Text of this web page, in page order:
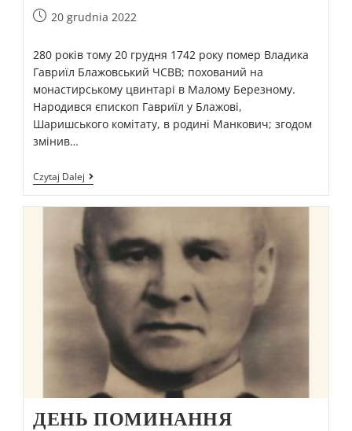
20 grudnia 2022
280 років тому 20 грудня 1742 року помер Владика
Гавриїл Блажовський ЧСВВ; похований на
монастирському цвинтарі в Малому Березному.
Народився єпископ Гавриїл у Блажові,
Шаришського комітату, в родині Манкович; згодом
змінив…
Czytaj Dalej
ДЕНЬ ПОМИНАННЯ